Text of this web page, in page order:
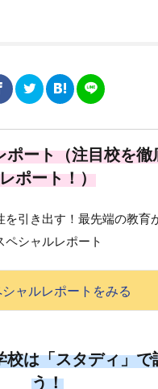
ポート（注目校を徹
レポート！）
を引き出す！最先端の教育
ペシャルレポート
シャルレポートをみる
は「スタディ」で
う！